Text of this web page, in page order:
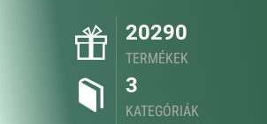
20290
TERMÉKEK
3
KATEGÓRIÁK